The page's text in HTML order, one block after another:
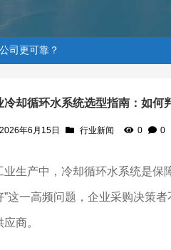
断哪家公司更可靠？
司更可靠？
冷却循环水系统选型指南：如何
2026年6月15日 行业新闻 0 0
业生产中，冷却循环水系统是保
”这一高频问题，企业采购决策
商。